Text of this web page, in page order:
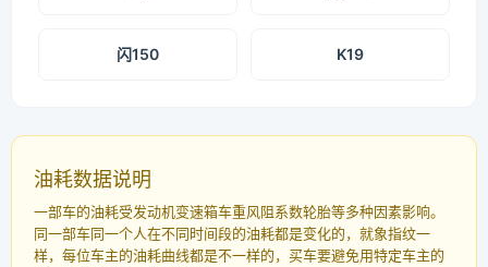
闪150 K19
油耗数据说明
一部车的油耗受发动机变速箱车重风阻系数轮胎等多种因素影响。
同一部车同一个人在不同时间段的油耗都是变化的，就象指纹一
样，每位车主的油耗曲线都是不一样的，买车要避免用特定车主的